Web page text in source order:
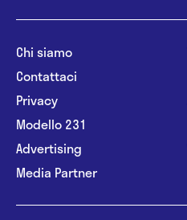
Chi siamo
Contattaci
Privacy
Modello 231
Advertising
Media Partner